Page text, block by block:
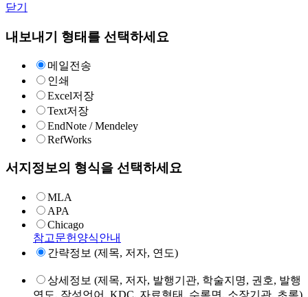
닫기
내보내기 형태를 선택하세요
메일전송
인쇄
Excel저장
Text저장
EndNote / Mendeley
RefWorks
서지정보의 형식을 선택하세요
MLA
APA
Chicago
참고문헌양식안내
간략정보 (제목, 저자, 연도)
상세정보 (제목, 저자, 발행기관, 학술지명, 권호, 발행
연도, 작성언어, KDC, 자료형태, 수록면, 소장기관, 초록)